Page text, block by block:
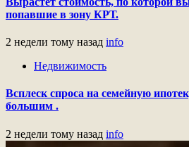
попавшие в зону КРТ.
2 недели тому назад info
Недвижимость
Всплеск спроса на семейную
большим .
2 недели тому назад info